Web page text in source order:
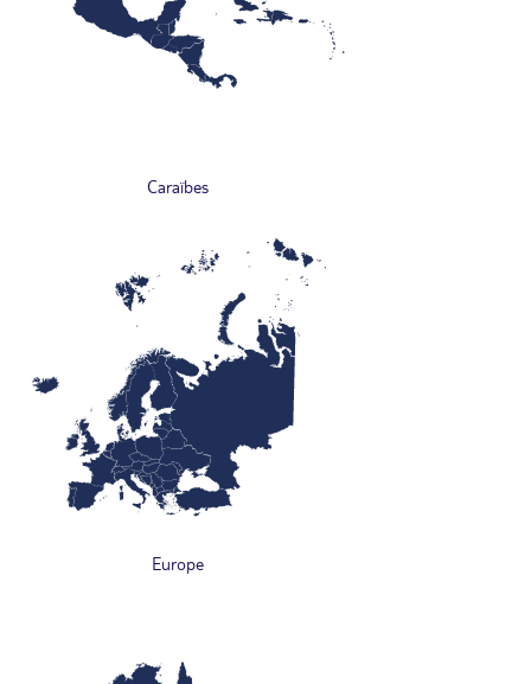
Caraïbes
Europe